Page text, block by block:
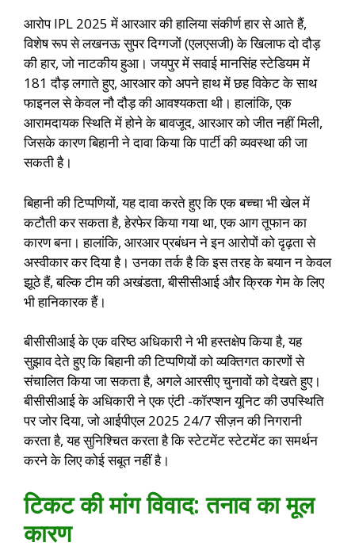
आरोप IPL 2025 में आरआर की हालिया संकीर्ण हार से आते हैं,
विशेष रूप से लखनऊ सुपर दिग्गजों (एलएसजी) के खिलाफ दो दौड़
की हार, जो नाटकीय हुआ। जयपुर में सवाई मानसिंह स्टेडियम में
181 दौड़ लगाते हुए, आरआर को अपने हाथ में छह विकेट के साथ
फाइनल से केवल नौ दौड़ की आवश्यकता थी। हालांकि, एक
आरामदायक स्थिति में होने के बावजूद, आरआर को जीत नहीं मिली,
जिसके कारण बिहानी ने दावा किया कि पार्टी की व्यवस्था की जा
सकती है।
बिहानी की टिप्पणियों, यह दावा करते हुए कि एक बच्चा भी खेल में
कटौती कर सकता है, हेरफेर किया गया था, एक आग तूफान का
कारण बना। हालांकि, आरआर प्रबंधन ने इन आरोपों को दृढ़ता से
अस्वीकार कर दिया है। उनका तर्क है कि इस तरह के बयान न केवल
झूठे हैं, बल्कि टीम की अखंडता, बीसीसीआई और क्रिक गेम के लिए
भी हानिकारक हैं।
बीसीसीआई के एक वरिष्ठ अधिकारी ने भी हस्तक्षेप किया है, यह
सुझाव देते हुए कि बिहानी की टिप्पणियों को व्यक्तिगत कारणों से
संचालित किया जा सकता है, अगले आरसीए चुनावों को देखते हुए।
बीसीसीआई के अधिकारी ने एक एंटी -कॉरप्शन यूनिट की उपस्थिति
पर जोर दिया, जो आईपीएल 2025 24/7 सीज़न की निगरानी
करता है, यह सुनिश्चित करता है कि स्टेटमेंट स्टेटमेंट का समर्थन
करने के लिए कोई सबूत नहीं है।
टिकट की मांग विवाद: तनाव का मूल
कारण